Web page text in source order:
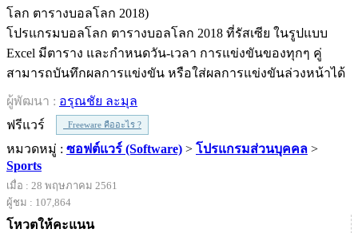
โปรแกรมบอลโลก ตารางบอลโลก 2018 ที่รัสเซีย ในรูปแบบ
Excel มีตาราง และกำหนดวัน-เวลา การแข่งขันของทุกๆ คู่
สามารถบันทึกผลการแข่งขัน หรือใส่ผลการแข่งขันล่วงหน้าได้
ผู้พัฒนา : อรุณชัย ละมุล
ฟรีแวร์
Freeware คืออะไร ?
หมวดหมู่ : ซอฟต์แวร์ (Software) > โปรแกรมส่วนบุคคล >
Sports
เมื่อ : 28 พฤษภาคม 2561
ผู้ชม : 107,864
โหวตให้คะแนน